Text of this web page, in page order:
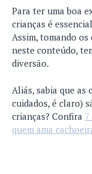
Para ter uma boa
crianças é
Assim, tomando os
neste conteúdo,
diversão.
Aliás, sabia que as
cuidados, é claro)
crianças? Confira
quem ama